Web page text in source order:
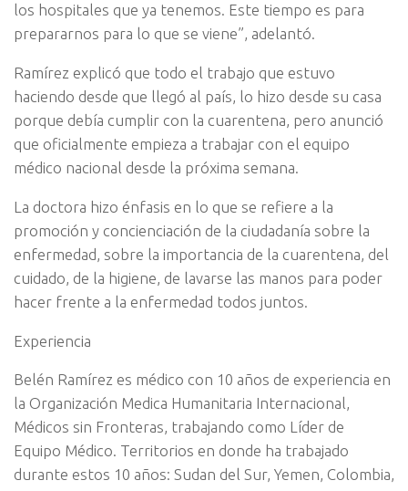
los hospitales que ya tenemos. Este tiempo es para
prepararnos para lo que se viene”, adelantó.
Ramírez explicó que todo el trabajo que estuvo
haciendo desde que llegó al país, lo hizo desde su casa
porque debía cumplir con la cuarentena, pero anunció
que oficialmente empieza a trabajar con el equipo
médico nacional desde la próxima semana.
La doctora hizo énfasis en lo que se refiere a la
promoción y concienciación de la ciudadanía sobre la
enfermedad, sobre la importancia de la cuarentena, del
cuidado, de la higiene, de lavarse las manos para poder
hacer frente a la enfermedad todos juntos.
Experiencia
Belén Ramírez es médico con 10 años de experiencia en
la Organización Medica Humanitaria Internacional,
Médicos sin Fronteras, trabajando como Líder de
Equipo Médico. Territorios en donde ha trabajado
durante estos 10 años: Sudan del Sur, Yemen, Colombia,